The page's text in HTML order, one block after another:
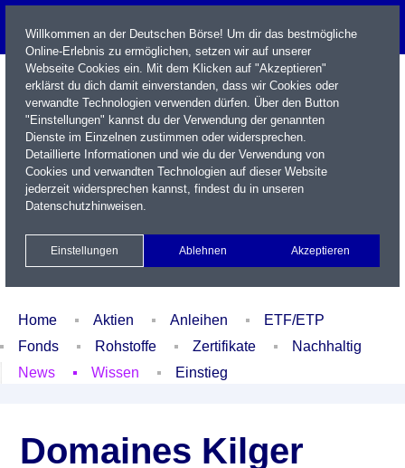
Name / WKN / ISIN / Kürzel
Xetra Realtime
Watchlist Portfolio Login
Home Aktien Anleihen
ETF/ETP
Fonds
Rohstoffe Zertifikate
Nachhaltig
News
Wissen Einstieg
Domaines Kilger
Willkommen an der Deutschen Börse! Um dir das bestmögliche
Online-Erlebnis zu ermöglichen, setzen wir auf unserer
Webseite Cookies ein. Mit dem Klicken auf "Akzeptieren"
erklärst du dich damit einverstanden, dass wir Cookies oder
verwandte Technologien verwenden dürfen. Über den Button
"Einstellungen" kannst du der Verwendung der genannten
Dienste im Einzelnen zustimmen oder widersprechen.
Detaillierte Informationen und wie du der Verwendung von
Cookies und verwandten Technologien auf dieser Website
jederzeit widersprechen kannst, findest du in unseren
Datenschutzhinweisen.
Einstellungen Ablehnen Akzeptieren